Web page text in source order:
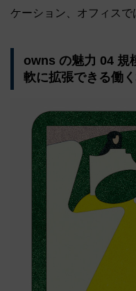
ケーション、オフィスで
owns の魅力 04 規
軟に拡張できる働